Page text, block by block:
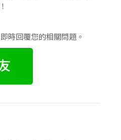
時回覆您的相關問題。